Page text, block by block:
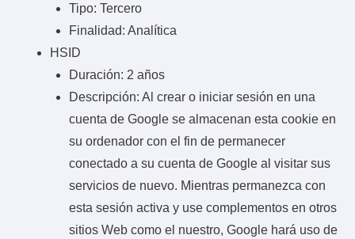
Tipo: Tercero
Finalidad: Analítica
HSID
Duración: 2 años
Descripción: Al crear o iniciar sesión en una
cuenta de Google se almacenan esta cookie en
su ordenador con el fin de permanecer
conectado a su cuenta de Google al visitar sus
servicios de nuevo. Mientras permanezca con
esta sesión activa y use complementos en otros
sitios Web como el nuestro, Google hará uso de